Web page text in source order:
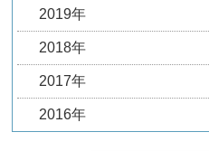
2019年
2018年
2017年
2016年